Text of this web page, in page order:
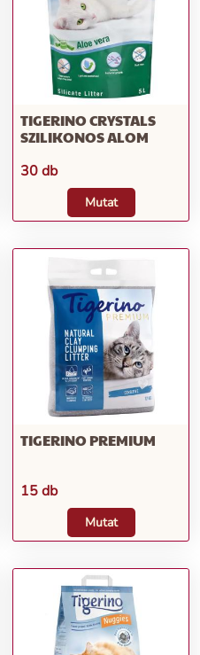
TIGERINO CRYSTALS
SZILIKONOS ALOM
30 db
Mutat
TIGERINO PREMIUM
15 db
Mutat